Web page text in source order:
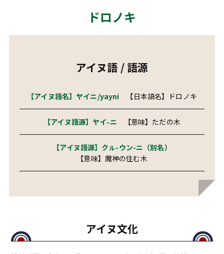
ドロノキ
アイヌ語 / 語源
【アイヌ語名】ヤイニ/yayni 【日本語名】ドロノキ
【アイヌ語源】ヤイ-ニ 【意味】ただの木
【アイヌ語源】クㇽ-ウン-ニ（別名）
【意味】魔神の住む木
アイヌ文化